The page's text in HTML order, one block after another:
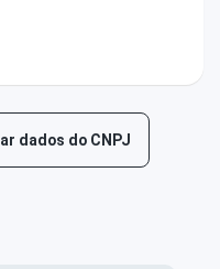
dados do CNPJ